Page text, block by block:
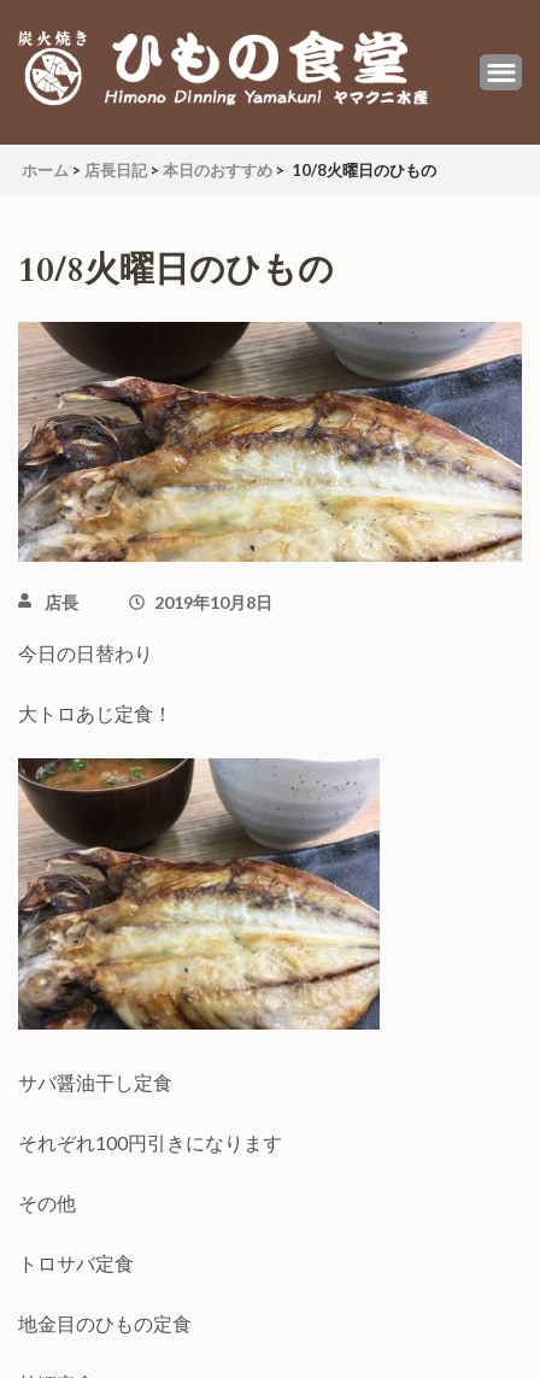
ホーム > 店長日記 > 本日のおすすめ > 10/8火曜日のひもの
10/8火曜日のひもの
店長 2019年10月8日
今日の日替わり
大トロあじ定食！
サバ醤油干し定食
それぞれ100円引きになります
その他
トロサバ定食
地金目のひもの定食